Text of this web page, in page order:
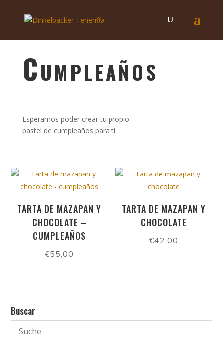
Cumpleaños
Esperamos poder crear tu propio
pastel de cumpleaños para ti.
TARTA DE MAZAPAN Y
CHOCOLATE –
CUMPLEAÑOS
€55,00
TARTA DE MAZAPAN Y
CHOCOLATE
€42,00
Buscar